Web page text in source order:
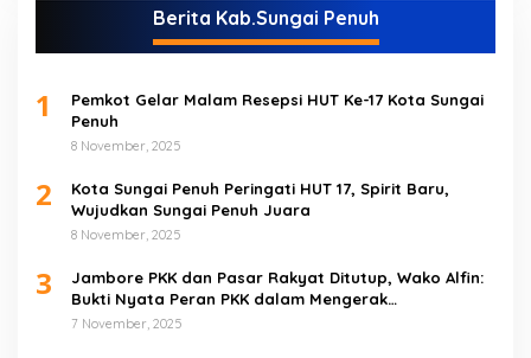
Berita Kab.Sungai Penuh
1
Pemkot Gelar Malam Resepsi HUT Ke-17 Kota Sungai
Penuh
8 November, 2025
2
Kota Sungai Penuh Peringati HUT 17, Spirit Baru,
Wujudkan Sungai Penuh Juara
8 November, 2025
3
Jambore PKK dan Pasar Rakyat Ditutup, Wako Alfin:
Bukti Nyata Peran PKK dalam Mengerak
Perekonomian Masyarakat
7 November, 2025